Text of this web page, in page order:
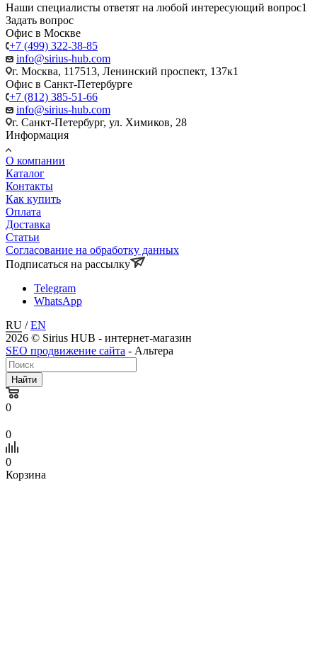
Наши специалисты ответят на любой интересующий вопрос1
Задать вопрос
Офис в Москве
+7 (499) 322-38-85
info@sirius-hub.com
г. Москва, 117513, Ленинский проспект, 137к1
Офис в Санкт-Петербурге
+7 (812) 385-51-66
info@sirius-hub.com
г. Санкт-Петербург, ул. Химиков, 28
Информация
О компании
Каталог
Контакты
Как купить
Оплата
Доставка
Статьи
Согласование на обработку данных
Подписаться на рассылку
Telegram
WhatsApp
RU /EN
2026 © Sirius HUB - интернет-магазин
SEO продвижение сайта - Альтера
Найти
0
0
0
Корзина